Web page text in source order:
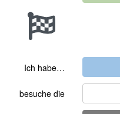
Ich habe…
besuche die